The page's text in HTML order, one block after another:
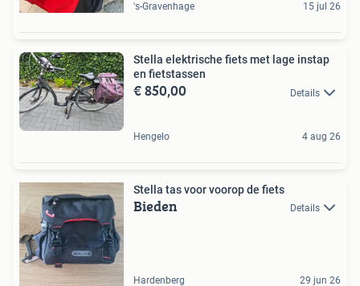
's-Gravenhage 15 jul 26
Stella elektrische fiets met lage instap
en fietstassen
€ 850,00 Details
Hengelo 4 aug 26
Stella tas voor voorop de fiets
Bieden Details
Hardenberg 29 jun 26